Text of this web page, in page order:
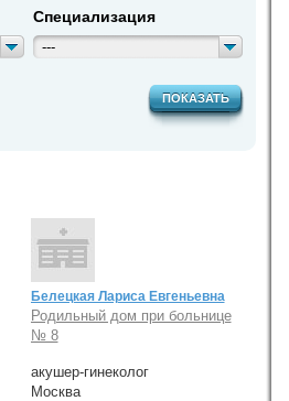
Специализация
---
ПОКАЗАТЬ
Белецкая Лариса Евгеньевна
Родильный дом при больнице
№ 8
акушер-гинеколог
Москва